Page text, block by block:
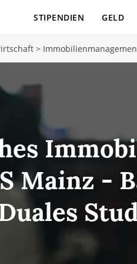
STIPENDIEN GELD
>
Mainz -